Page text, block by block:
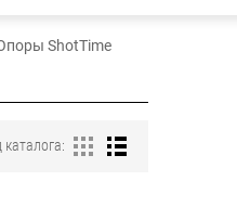
ShotTime
каталога: